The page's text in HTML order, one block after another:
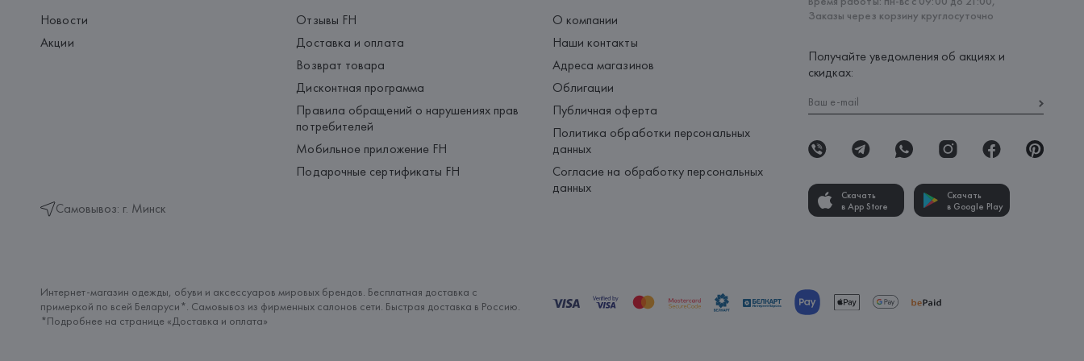
Новости
Акции
Самовывоз: г. Минск
Отзывы FH
Доставка и оплата
Возврат товара
Дисконтная программа
Правила обращений о нарушениях прав
потребителей
Мобильное приложение FH
Подарочные сертификаты FH
О компании
Наши контакты
Адреса магазинов
Облигации
Публичная оферта
Политика обработки персональных
данных
Согласие на обработку персональных
данных
Заказы через корзину круглосуточно
Получайте уведомления об акциях и
скидках:
Скачать
в App Store
Скачать
в Google Play
Интернет-магазин одежды, обуви и аксессуаров мировых брендов. Бесплатная доставка с
примеркой по всей Беларуси*. Самовывоз из фирменных салонов сети. Быстрая доставка в Россию.
*Подробнее на странице «Доставка и оплата»